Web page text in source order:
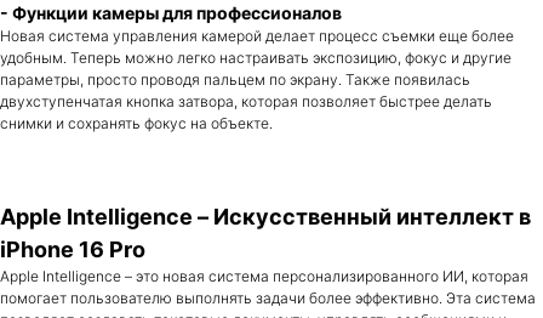
- Функции камеры для профессионалов
Новая система управления камерой делает процесс съемки еще более
удобным. Теперь можно легко настраивать экспозицию, фокус и другие
параметры, просто проводя пальцем по экрану. Также появилась
двухступенчатая кнопка затвора, которая позволяет быстрее делать
снимки и сохранять фокус на объекте.
Apple Intelligence – Искусственный интеллект в
iPhone 16 Pro
Apple Intelligence – это новая система персонализированного ИИ, которая
помогает пользователю выполнять задачи более эффективно. Эта система